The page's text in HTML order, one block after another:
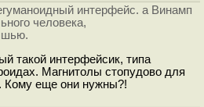
интерфейс. а Винамп
человека,
такой интерфейсик, типа
Магнитолы стопудово для
Кому еще они нужны?!